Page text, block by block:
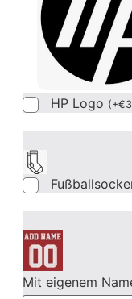
HP Logo (+€
Mit eigenem